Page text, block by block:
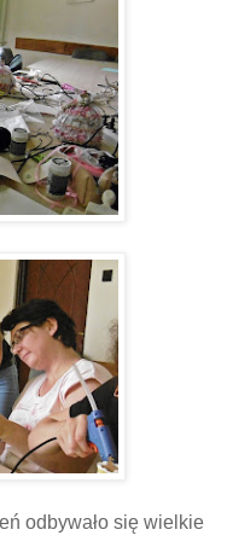
odbywało się wielkie